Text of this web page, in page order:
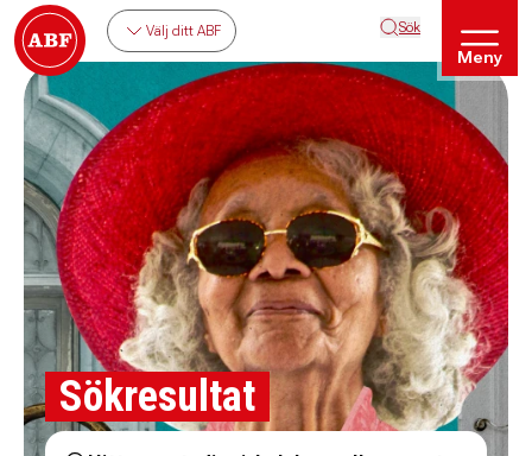
Välj ditt ABF Sök
Meny
Sökresultat